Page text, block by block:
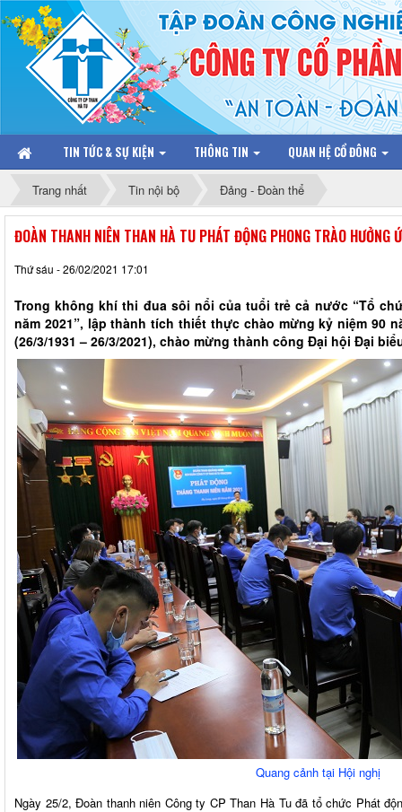
TIN TỨC & SỰ KIỆN THÔNG TIN QUAN HỆ CỔ ĐÔNG
Trang nhất Tin nội bộ Đảng - Đoàn thể
ĐOÀN THANH NIÊN THAN HÀ TU PHÁT ĐỘNG PHONG TRÀO HƯỞNG
Thứ sáu - 26/02/2021 17:01
Trong không khí thi đua sôi nổi của tuổi trẻ cả nước “Tổ
năm 2021”, lập thành tích thiết thực chào mừng kỷ niệm 90
(26/3/1931 – 26/3/2021), chào mừng thành công Đại hội Đại
Quang cảnh tại Hội nghị
Ngày 25/2, Đoàn thanh niên Công ty CP Than Hà Tu đã tổ chức Phát